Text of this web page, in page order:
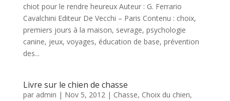
chiot pour le rendre heureux Auteur : G. Ferrario
Cavalchini Editeur De Vecchi – Paris Contenu : choix,
premiers jours à la maison, sevrage, psychologie
canine, jeux, voyages, éducation de base, prévention
des...
Livre sur le chien de chasse
par admin | Nov 5, 2012| Chasse, Choix du chien,